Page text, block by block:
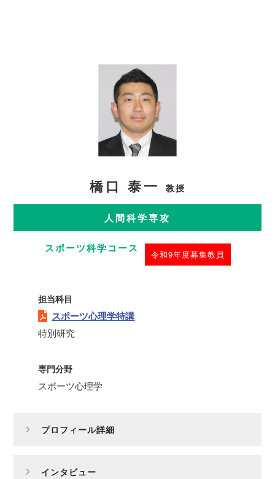
橋口 泰一 教授
人間科学専攻
スポーツ科学コース 令和9年度募集教員
担当科目
スポーツ心理学特講
特別研究
専門分野
スポーツ心理学
プロフィール詳細
インタビュー